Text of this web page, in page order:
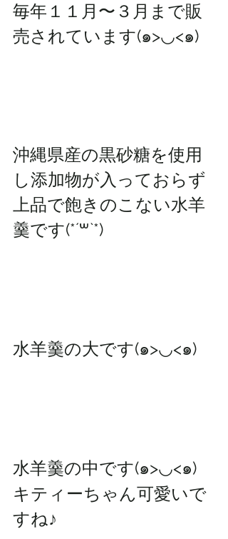
毎年１１月〜３月まで販
売されています(๑>◡<๑)
沖縄県産の黒砂糖を使用
し添加物が入っておらず
上品で飽きのこない水羊
羹です(*´꒳`*)
水羊羹の大です(๑>◡<๑)
水羊羹の中です(๑>◡<๑)
キティーちゃん可愛いで
すね♪